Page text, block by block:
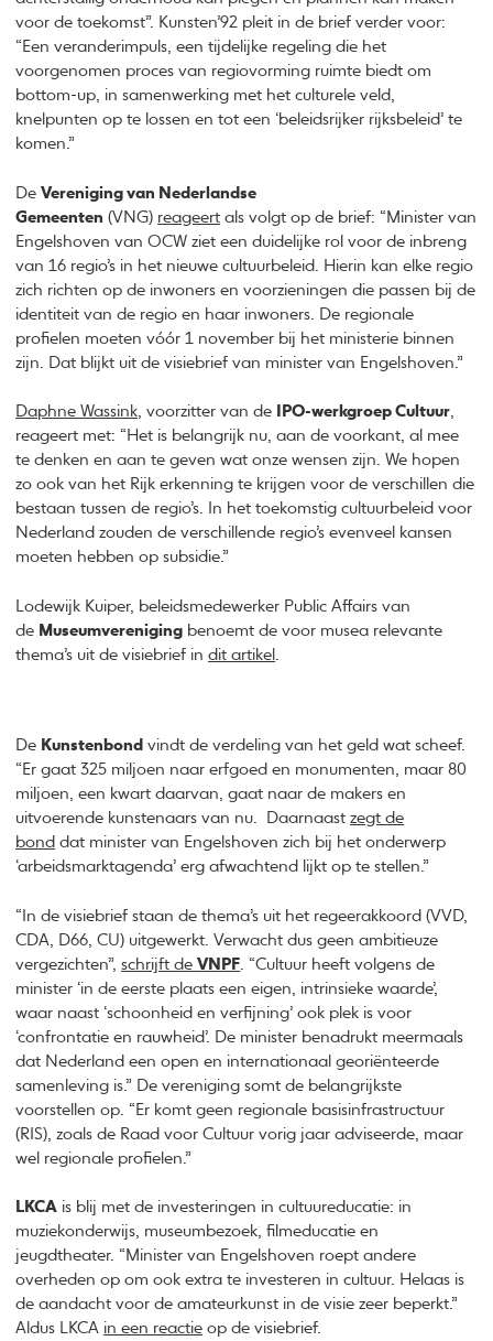
voor de toekomst”. Kunsten’92 pleit in de brief verder voor:
“Een veranderimpuls, een tijdelijke regeling die het
voorgenomen proces van regiovorming ruimte biedt om
bottom-up, in samenwerking met het culturele veld,
knelpunten op te lossen en tot een ‘beleidsrijker rijksbeleid’ te
komen.”
DeVereniging van Nederlandse
Gemeenten (VNG) reageert als volgt op de brief: “Minister van
Engelshoven van OCW ziet een duidelijke rol voor de inbreng
van 16 regio’s in het nieuwe cultuurbeleid. Hierin kan elke regio
zich richten op de inwoners en voorzieningen die passen bij de
identiteit van de regio en haar inwoners. De regionale
profielen moeten vóór 1 november bij het ministerie binnen
zijn. Dat blijkt uit de visiebrief van minister van Engelshoven.”
Daphne Wassink, voorzitter van de IPO-werkgroep Cultuur,
reageert met: “Het is belangrijk nu, aan de voorkant, al mee
te denken en aan te geven wat onze wensen zijn. We hopen
zo ook van het Rijk erkenning te krijgen voor de verschillen die
bestaan tussen de regio’s. In het toekomstig cultuurbeleid voor
Nederland zouden de verschillende regio’s evenveel kansen
moeten hebben op subsidie.”
Lodewijk Kuiper, beleidsmedewerker Public Affairs van
de Museumvereniging benoemt de voor musea relevante
thema’s uit de visiebrief indit artikel .
De Kunstenbond vindt de verdeling van het geld wat scheef.
“Er gaat 325 miljoen naar erfgoed en monumenten, maar 80
miljoen, een kwart daarvan, gaat naar de makers en
uitvoerende kunstenaars van nu. Daarnaastzegt de
bond dat minister van Engelshoven zich bij het onderwerp
‘arbeidsmarktagenda’ erg afwachtend lijkt op te stellen.”
“In de visiebrief staan de thema’s uit het regeerakkoord (VVD,
CDA, D66, CU) uitgewerkt. Verwacht dus geen ambitieuze
vergezichten”,schrijft deVNPF . “Cultuur heeft volgens de
minister ‘in de eerste plaats een eigen, intrinsieke waarde’,
waar naast ‘schoonheid en verfijning’ ook plek is voor
‘confrontatie en rauwheid’. De minister benadrukt meermaals
dat Nederland een open en internationaal georiënteerde
samenleving is.” De vereniging somt de belangrijkste
voorstellen op. “Er komt geen regionale basisinfrastructuur
(RIS), zoals de Raad voor Cultuur vorig jaar adviseerde, maar
wel regionale profielen.”
LKCA is blij met de investeringen in cultuureducatie: in
muziekonderwijs, museumbezoek, filmeducatie en
jeugdtheater. “Minister van Engelshoven roept andere
overheden op om ook extra te investeren in cultuur. Helaas is
de aandacht voor de amateurkunst in de visie zeer beperkt.”
Aldus LKCA in een reactie op de visiebrief.